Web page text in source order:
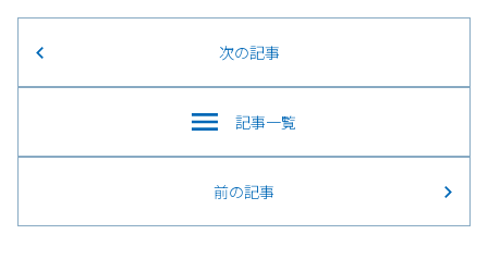
次の記事
記事一覧
前の記事